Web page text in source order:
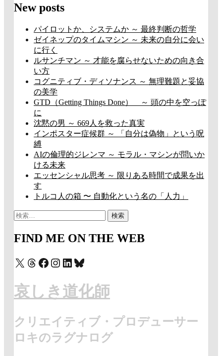
New posts
パイロットか、システムか ～ 最終判断の哲学
ゼイネップのタイムマシン ～ 未来の自分に会い
に行く
ルサンチマン ～ 才能を腐らせないための向き合
い方
コグニティブ・ディソナンス ～ 無理難題と妥協
の美学
GTD（Getting Things Done） ～ 頭の中を空っぽ
に
沈黙の男 ～ 669人を救った真実
インポスター症候群 ～ 「自分は偽物」という呪
縛
AIの倫理的ジレンマ ～ モラル・マシンが問いか
ける未来
エッセンシャル思考 ～ 限りある時間で成果を出
す
トルコ人の箱 〜 自動化という名の「人力」
検
FIND ME ON THE WEB
X Threads
Facebook
Instagram
LinkedIn
Bluesky
哀しき道化師
クリエイティブ・プロデューサー
ロキのラグナログ